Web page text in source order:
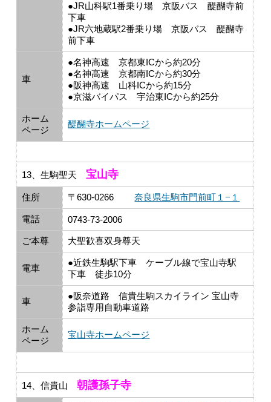
●JR山科駅1番乗り場 京阪バス 醍醐寺前
下車
●JR六地蔵駅2番乗り場 京阪バス 醍醐寺
前下車
車
●名神高速 京都東ICから約20分
●名神高速 京都南ICから約30分
●阪神高速 山科ICから約15分
●京滋バイパス 宇治東ICから約25分
ホーム
ページ
醍醐寺ホームページ
13、生駒聖天宝山寺
住所 〒630-0266奈良県生駒市門前町１−１
電話 0743-73-2006
ご本尊 大聖歓喜双身尊天
電車
●近鉄生駒駅下車 ケーブル線で宝山寺駅
下車 徒歩10分
車
●阪奈道路 信貴生駒スカイライン 宝山寺
参詣専用自動車道路
ホーム
ページ
宝山寺ホームページ
14、信貴山朝護孫子寺